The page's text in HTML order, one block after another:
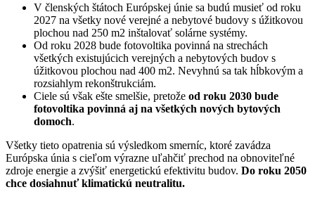
V členských štátoch Európskej únie sa budú musieť od roku
2027 na všetky nové verejné a nebytové budovy s úžitkovou
plochou nad 250 m2 inštalovať solárne systémy.
Od roku 2028 bude fotovoltika povinná na strechách
všetkých existujúcich verejných a nebytových budov s
úžitkovou plochou nad 400 m2. Nevyhnú sa tak hĺbkovým a
rozsiahlym rekonštrukciám.
Ciele sú však ešte smelšie, pretože od roku 2030 bude
fotovoltika povinná aj na všetkých nových bytových
domoch.
Všetky tieto opatrenia sú výsledkom smerníc, ktoré zavádza
Európska únia s cieľom výrazne uľahčiť prechod na obnoviteľné
zdroje energie a zvýšiť energetickú efektivitu budov. Do roku 2050
chce dosiahnuť klimatickú neutralitu.